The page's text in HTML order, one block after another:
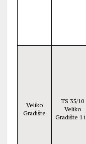
Veliko
Gradište
TS 35/10
Veliko
Gradište 1 i